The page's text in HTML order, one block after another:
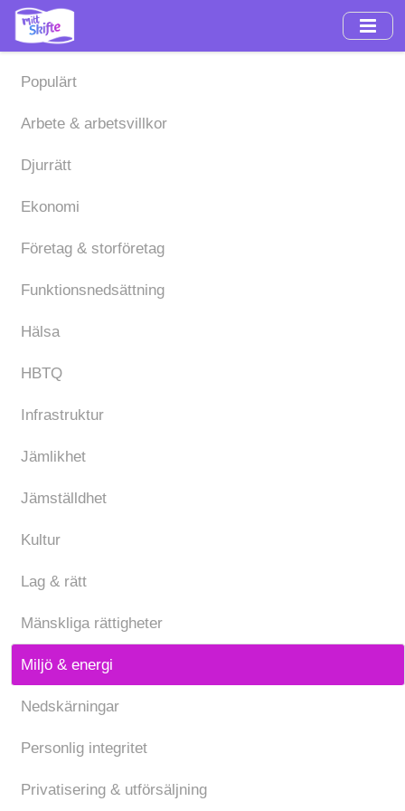
Hoppa
huvudinnehåll
Populärt
Arbete & arbetsvillkor
Djurrätt
Ekonomi
Företag & storföretag
Funktionsnedsättning
Hälsa
HBTQ
Infrastruktur
Jämlikhet
Jämställdhet
Kultur
Lag & rätt
Mänskliga rättigheter
Miljö & energi
Nedskärningar
Personlig integritet
Privatisering & utförsäljning